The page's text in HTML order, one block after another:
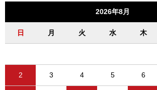
2026年8月
日 月 火 水 木
2 3 4 5 6